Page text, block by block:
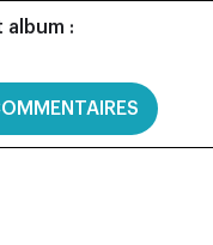
album :